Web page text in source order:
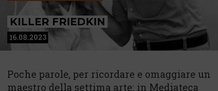
KILLER FRIEDKIN
16.08.2023
Poche parole, per ricordare e omaggiare un
maestro della settima arte: in Mediateca